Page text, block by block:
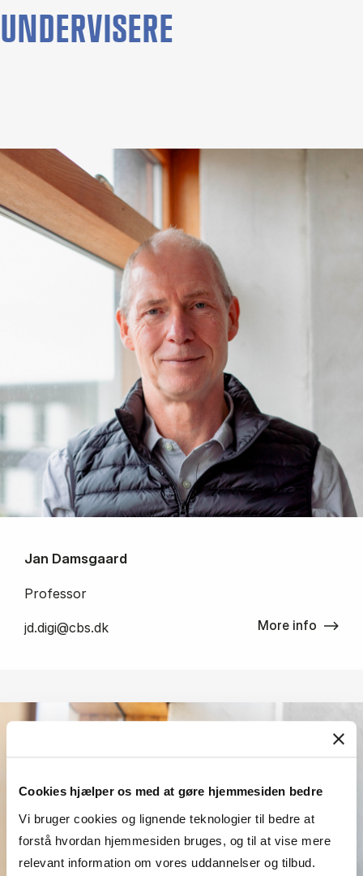
Cookies hjælper os med at gøre hjemmesiden bedre
Vi bruger cookies og lignende teknologier til bedre at
forstå hvordan hjemmesiden bruges, og til at vise mere
relevant information om vores uddannelser og tilbud.
UNDERVISERE
Jan Damsgaard
Professor
jd.digi@cbs.dk More info